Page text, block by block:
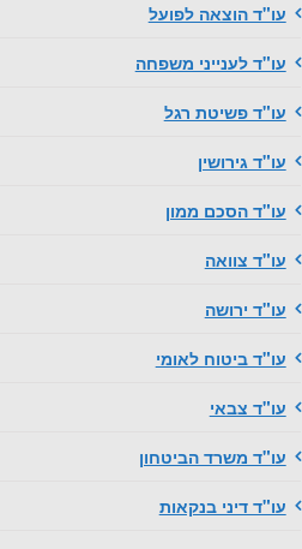
עו"ד הוצאה לפועל
עו"ד לענייני משפחה
עו"ד פשיטת רגל
עו"ד גירושין
עו"ד הסכם ממון
עו"ד צוואה
עו"ד ירושה
עו"ד ביטוח לאומי
עו"ד צבאי
עו"ד משרד הביטחון
עו"ד דיני בנקאות